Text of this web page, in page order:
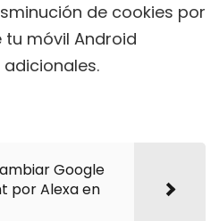
de cookies por
tu móvil Android
Google
por Alexa en